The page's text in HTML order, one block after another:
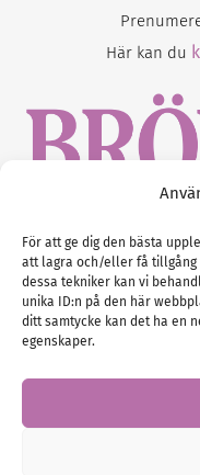
För att ge dig den bästa
att lagra och/eller få tillgång
dessa tekniker kan vi
unika ID:n på den här
ditt samtycke kan det ha en
egenskaper.
Här kan du
Gustaf
E-post: